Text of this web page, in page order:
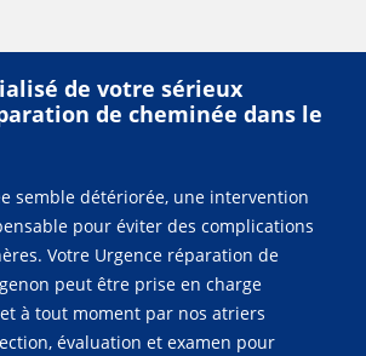
de votre sérieux
de cheminée dans le
semble détériorée, une intervention
pour éviter des complications
Votre Urgence réparation de
peut être prise en charge
à tout moment par nos atriers
évaluation et examen pour